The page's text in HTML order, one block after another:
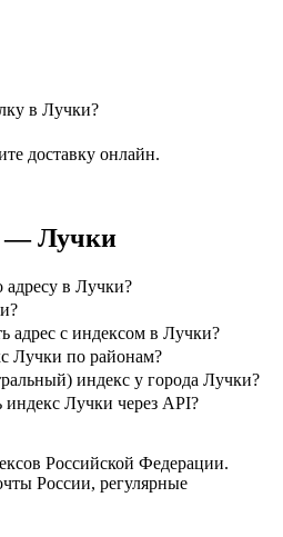
в Лучки?
доставку онлайн.
— Лучки
адресу в Лучки?
адрес с индексом в Лучки?
Лучки по районам?
индекс у города Лучки?
Лучки через API?
Российской Федерации.
России, регулярные